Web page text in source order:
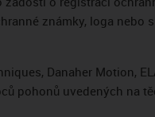
známky, loga nebo
Danaher Motion,
pohonů uvedených na